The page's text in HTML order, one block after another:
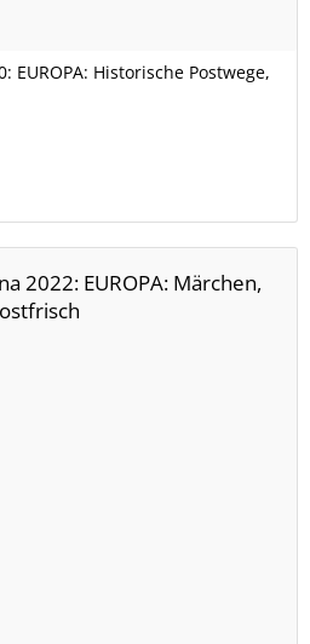
EUROPA: Historische Postwege,